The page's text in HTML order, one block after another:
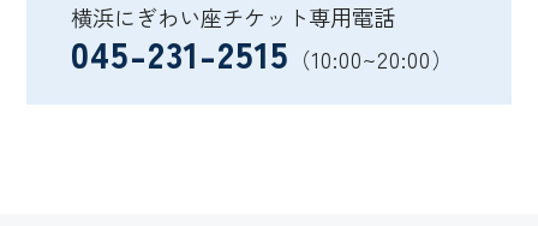
横浜にぎわい座チケット専用電話
045-231-2515 （10:00~20:00）